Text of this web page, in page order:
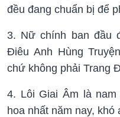
đều đang chuẩn bị để
3. Nữ chính ban đầu
Điêu Anh Hùng
chứ không phải Trang
4. Lôi Giai Âm là
hoa nhất năm nay,